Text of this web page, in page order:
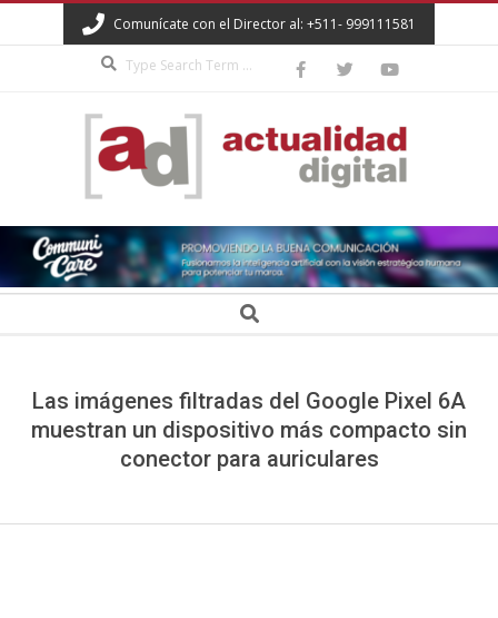
to
Comunícate con el Director al: +511- 999111581
ACTUALIDAD
DIGITAL Search
Las imágenes filtradas del Google Pixel 6A
muestran un dispositivo más compacto sin
conector para auriculares